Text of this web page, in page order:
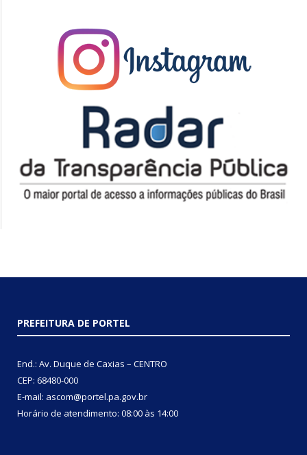
PREFEITURA DE PORTEL
End.: Av. Duque de Caxias – CENTRO
CEP: 68480-000
E-mail: ascom@portel.pa.gov.br
Horário de atendimento: 08:00 às 14:00